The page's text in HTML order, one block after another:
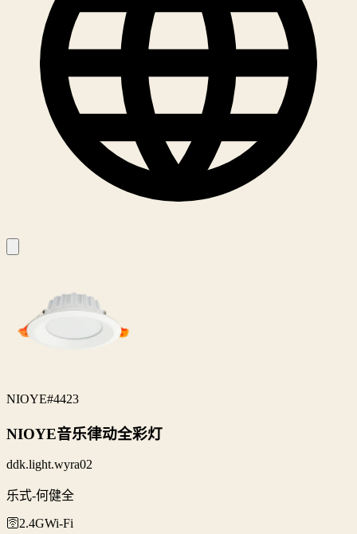
NIOYE#4423
NIOYE音乐律动全彩灯
ddk.light.wyra02
乐式-何健全
🛜2.4GWi‑Fi